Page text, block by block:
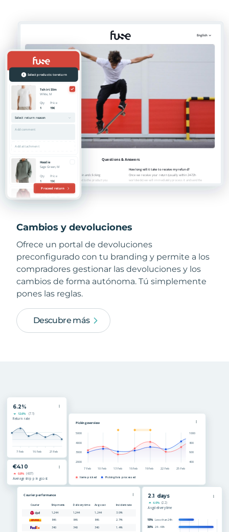
Cambios y devoluciones
Ofrece un portal de devoluciones
preconfigurado con tu branding y permite a los
compradores gestionar las devoluciones y los
cambios de forma autónoma. Tú simplemente
pones las reglas.
Descubre más